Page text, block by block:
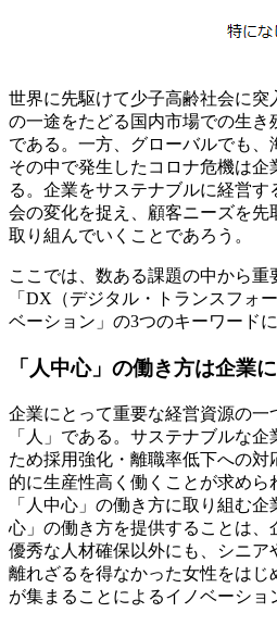
世界に先駆けて少子高齢社会に
の一途をたどる国内市場での生き
である。一方、グローバルでも、
その中で発生したコロナ危機は
る。企業をサステナブルに経営
会の変化を捉え、顧客ニーズを先
取り組んでいくことであろう。
ここでは、数ある課題の中から重
「DX（デジタル・トランスフォ
ベーション」の3つのキーワード
「人中心」の働き方は企業
企業にとって重要な経営資源の一
「人」である。サステナブルな
ため採用強化・離職率低下への
的に生産性高く働くことが求めら
「人中心」の働き方に取り組む
心」の働き方を提供することは
優秀な人材確保以外にも、シニア
離れざるを得なかった女性をはじ
が集まることによるイノベーショ